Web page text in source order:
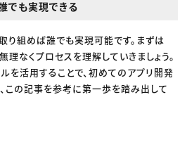
でも実現できる
り組めば誰でも実現可能です。まずは
理なくプロセスを理解していきましょう。
を活用することで、初めてのアプリ開発
この記事を参考に第一歩を踏み出して